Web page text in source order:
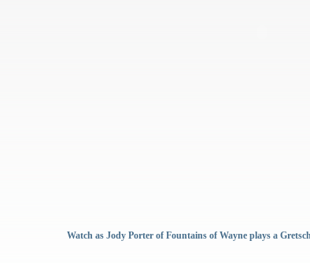
Watch as Jody Porter of Fountains of Wayne plays a